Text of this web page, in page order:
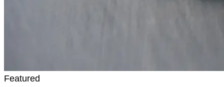
Featured